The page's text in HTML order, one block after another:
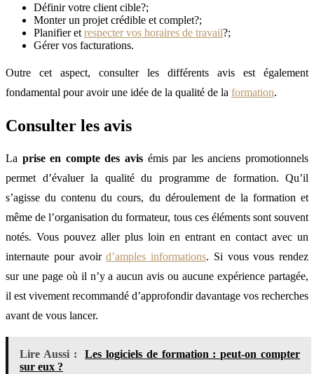
Définir votre client cible?;
Monter un projet crédible et complet?;
Planifier et respecter vos horaires de travail?;
Gérer vos facturations.
Outre cet aspect, consulter les différents avis est également
fondamental pour avoir une idée de la qualité de la formation.
Consulter les avis
La prise en compte des avis émis par les anciens promotionnels
permet d’évaluer la qualité du programme de formation. Qu’il
s’agisse du contenu du cours, du déroulement de la formation et
même de l’organisation du formateur, tous ces éléments sont souvent
notés. Vous pouvez aller plus loin en entrant en contact avec un
internaute pour avoird’amples informations. Si vous vous rendez
sur une page où il n’y a aucun avis ou aucune expérience partagée,
il est vivement recommandé d’approfondir davantage vos recherches
avant de vous lancer.
Lire Aussi :
Les logiciels de formation : peut-on compter
sur eux ?